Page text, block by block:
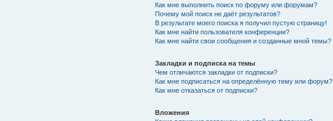
Как мне выполнить поиск по форуму или форумам?
Почему мой поиск не даёт результатов?
В результате моего поиска я получил пустую страницу!
Как мне найти пользователя конференции?
Как мне найти свои сообщения и созданные мной темы?
Закладки и подписка на темы
Чем отличаются закладки от подписки?
Как мне подписаться на определённую тему или форум?
Как мне отказаться от подписки?
Вложения